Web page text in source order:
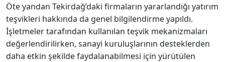
Öte yandan Tekirdağ’daki firmaların yararlandığı yatırım
teşvikleri hakkında da genel bilgilendirme yapıldı.
İşletmeler tarafından kullanılan teşvik mekanizmaları
değerlendirilirken, sanayi kuruluşlarının desteklerden
daha etkin şekilde faydalanabilmesi için yürütülen